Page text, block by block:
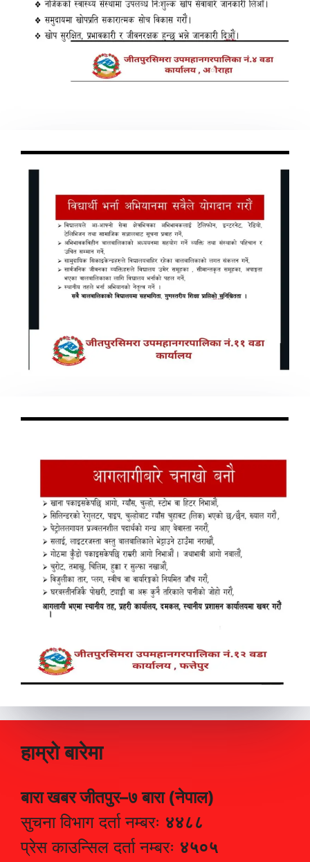
हाम्रो बारेमा
बारा खबर जीतपुर–७ बारा (नेपाल)
सुचना विभाग दर्ता नम्बरः ४४८८
प्रेस काउन्सिल दर्ता नम्बरः ४५०५